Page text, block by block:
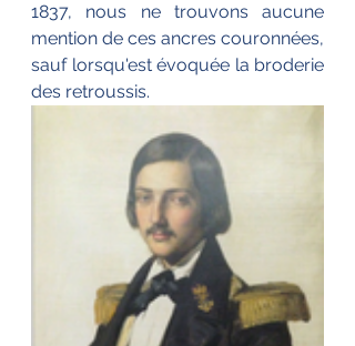
1837, nous ne trouvons aucune
mention de ces ancres couronnées,
sauf lorsqu'est évoquée la broderie
des retroussis.